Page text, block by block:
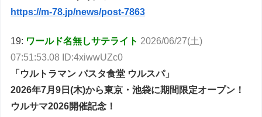
https://m-78.jp/news/post-7863
19: ワールド名無しサテライト 2026/06/27(土)
07:51:53.08 ID:4xiwwUZc0
「ウルトラマン パスタ食堂 ウルスパ」
2026年7月9日(木)から東京・池袋に期間限定オープン！
ウルサマ2026開催記念！